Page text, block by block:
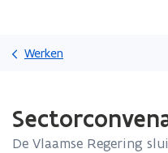
Werken
met
laden.
De Vlaamse Regering